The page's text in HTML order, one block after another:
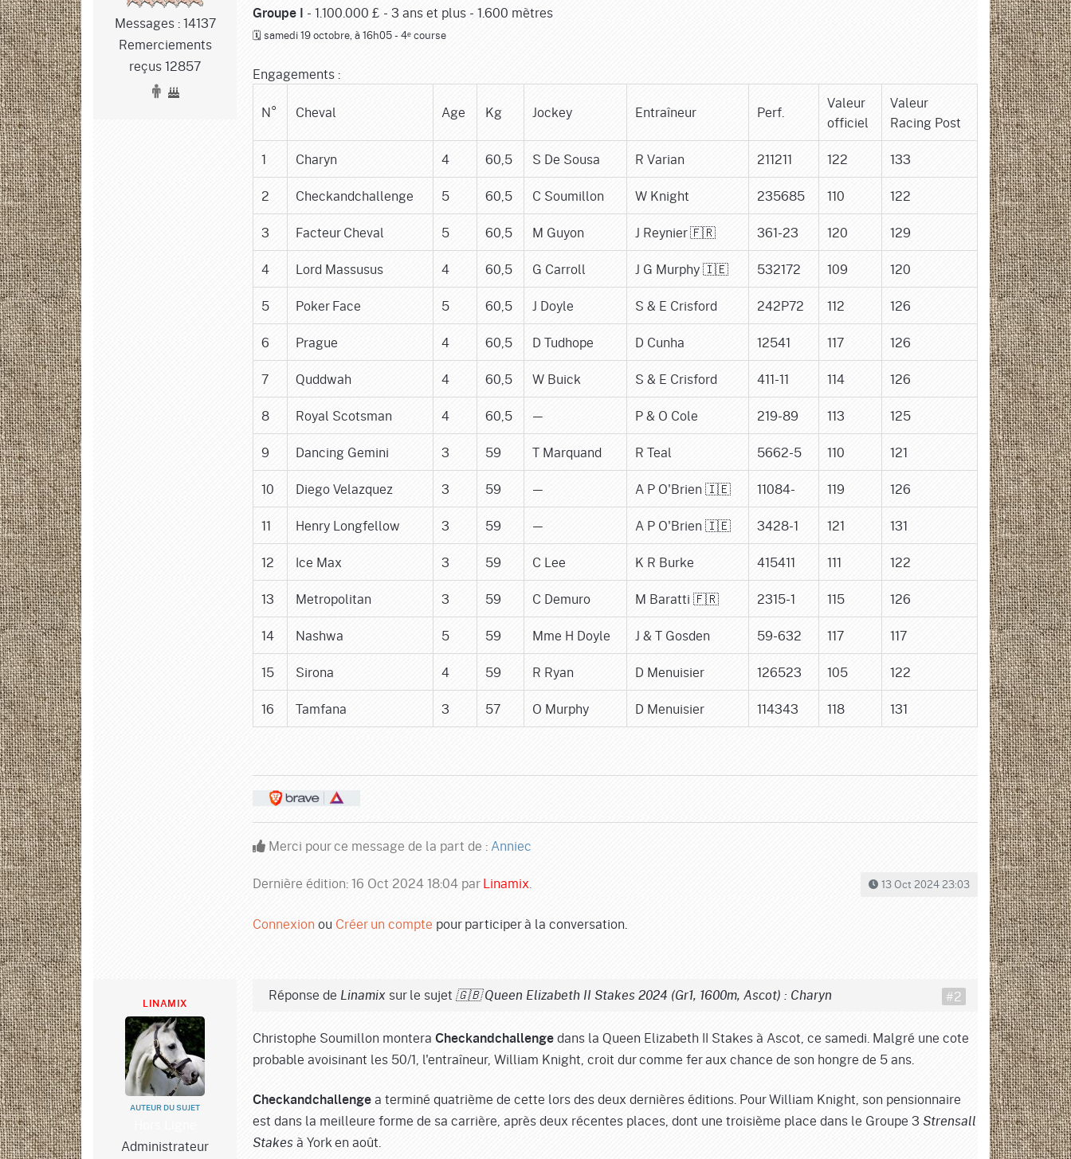
Messages : 14137
Remerciements
reçus 12857
Groupe I - 1.100.000 £ - 3 ans et plus - 1.600 mètres
🗓️ samedi 19 octobre, à 16h05 - 4ᵉ course
Engagements :
N° Cheval Age Kg Jockey Entraîneur Perf.
Valeur
officiel
Valeur
Racing Post
1
Charyn 4 60,5 S De Sousa R Varian 211211 122
133
2
Checkandchallenge 5 60,5 C Soumillon W Knight 235685 110
122
3
Facteur Cheval 5 60,5 M Guyon J Reynier 🇫🇷 361-23 120
129
4
Lord Massusus 4 60,5 G Carroll J G Murphy 🇮🇪 532172 109
120
5
Poker Face 5 60,5 J Doyle S & E Crisford 242P72 112
126
6
Prague 4 60,5 D Tudhope D Cunha 12541 117
126
7
Quddwah 4 60,5 W Buick S & E Crisford 411-11 114
126
8
Royal Scotsman 4 60,5 — P & O Cole 219-89 113
125
9
Dancing Gemini 3 59 T Marquand R Teal 5662-5 110
121
10
Diego Velazquez 3 59 — A P O'Brien 🇮🇪 11084- 119
126
11
Henry Longfellow 3 59 — A P O'Brien 🇮🇪 3428-1 121
131
12
Ice Max 3 59 C Lee K R Burke 415411 111
122
13
Metropolitan 3 59 C Demuro M Baratti 🇫🇷 2315-1 115
126
14
Nashwa 5 59 Mme H Doyle J & T Gosden 59-632 117
117
15
Sirona 4 59 R Ryan D Menuisier 126523 105
122
16
Tamfana 3 57 O Murphy D Menuisier 114343 118 131
Merci pour ce message de la part de :Anniec
Dernière édition: 16 Oct 2024 18:04 parLinamix. 13 Oct 2024 23:03
Connexionou Créer un compte pour participer à la conversation.
LINAMIX
AUTEUR DU SUJET
Administrateur
Réponse de Linamix sur le sujet 🇬🇧 Queen Elizabeth II Stakes 2024 (Gr1, 1600m, Ascot) : Charyn
Christophe Soumillon montera Checkandchallenge dans la Queen Elizabeth II Stakes à Ascot, ce samedi. Malgré une cote
probable avoisinant les 50/1, l'entraîneur, William Knight, croit dur comme fer aux chance de son hongre de 5 ans.
Checkandchallenge a terminé quatrième de cette lors des deux dernières éditions. Pour William Knight, son pensionnaire
est dans la meilleure forme de sa carrière, après deux récentes places, dont une troisième place dans le Groupe 3 Strensall
Stakes à York en août.
#2